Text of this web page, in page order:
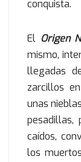
conquista.
El Origen
mismo,
llegadas
zarcillos
unas
pesadillas,
caídos,
los